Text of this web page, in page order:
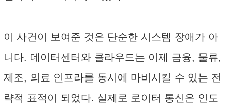
이 사건이 보여준 것은 단순한 시스템 장애가 아
니다. 데이터센터와 클라우드는 이제 금융, 물류,
제조, 의료 인프라를 동시에 마비시킬 수 있는 전
략적 표적이 되었다. 실제로 로이터 통신은 인도